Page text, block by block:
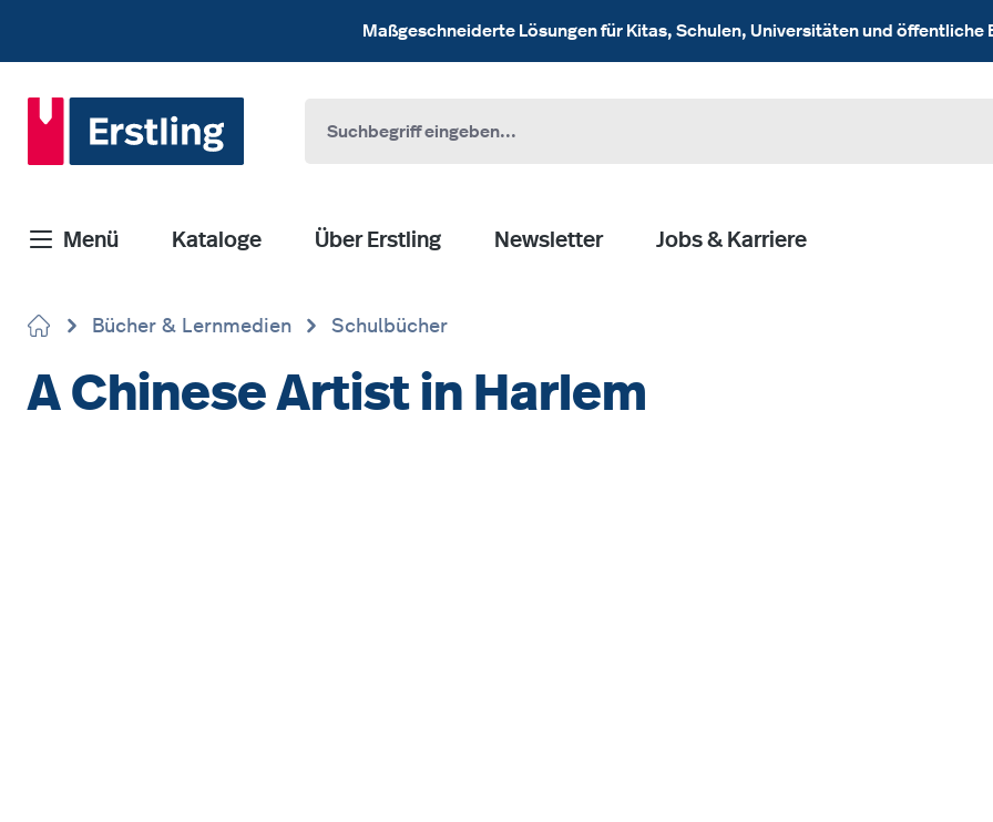
Maßgeschneiderte Lösungen für Kitas, Schulen, Universitäten und öffentliche
Menü Kataloge Über Erstling Newsletter Jobs & Karriere
Bücher & Lernmedien Schulbücher
A Chinese Artist in Harlem